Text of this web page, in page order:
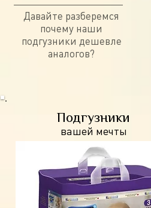
Давайте разберемся
почему наши
подгузники дешевле
аналогов?
Подгузники
вашей мечты